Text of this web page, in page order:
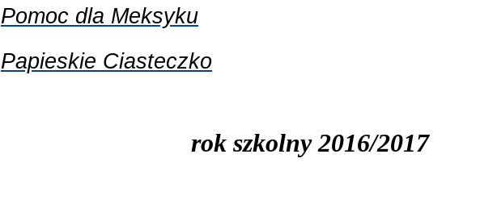
Pomoc dla Meksyku
Papieskie Ciasteczko
rok szkolny 2016/2017